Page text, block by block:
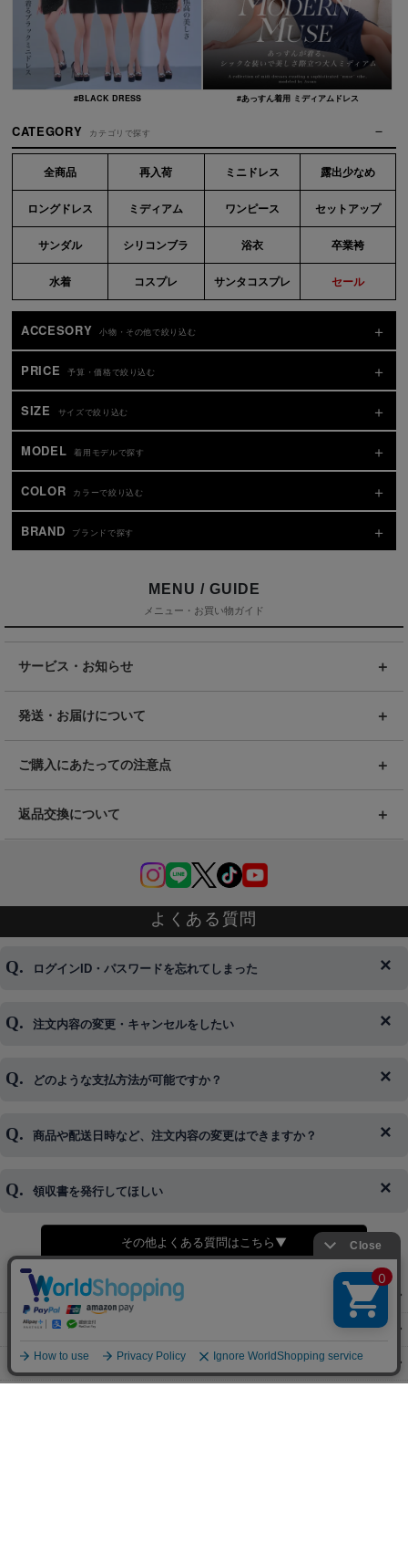
#BLACK DRESS #あっすん着用 ミディアムドレス
CATEGORY カテゴリで探す
全商品 再入荷 ミニドレス 露出少なめ
ロングドレス ミディアム ワンピース セットアップ
サンダル シリコンブラ 浴衣 卒業袴
水着 コスプレ サンタコスプレ セール
ACCESORY 小物・その他で絞り込む
PRICE 予算・価格で絞り込む
SIZE サイズで絞り込む
MODEL 着用モデルで探す
COLOR カラーで絞り込む
BRAND ブランドで探す
MENU / GUIDE
メニュー・お買い物ガイド
サービス・お知らせ
発送・お届けについて
ご購入にあたっての注意点
返品交換について
よくある質問
ログインID・パスワードを忘れてしまった
◆下記ページより、ログインIDの変更が可能です。
注文内容の変更・キャンセルをしたい
◆即日発送を行なっている関係上、午後以降のご連絡やキャンセル
※発送後、発送準備が完了しお手続きが間に合わない場合は変更、
どのような支払方法が可能ですか？
◆代金引換・クレジットカード・携帯キャリア決済・おねだり決
商品や配送日時など、注文内容の変更はできますか？
◆商品発送前の変更は承っております。
さい。
領収書を発行してほしい
◆領収書はご希望頂いた場合のみ発行しております。
【これからご注文する場合】
STEP2「お届け先・お支払い」ページにて備考欄に下記の記載をお
願いします。
②宛名（空欄は上様は不可）
③但し書き（空欄やお品代は不可）
その他よくある質問はこちら▼
HOME
ショッピングカート
マイページ